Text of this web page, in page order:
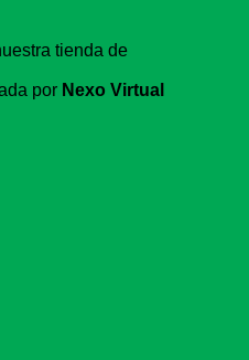
tienda de
por Nexo Virtual